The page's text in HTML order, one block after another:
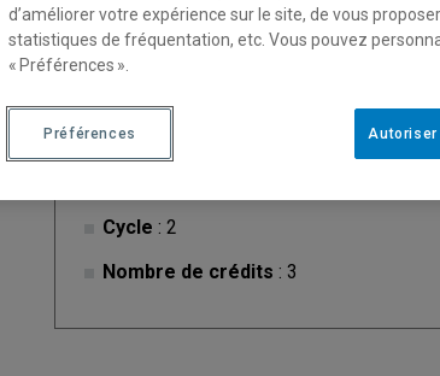
Description
Cycle : 2
Nombre de crédits : 3
d’améliorer votre expérience sur le site, de vous
statistiques de fréquentation, etc. Vous pouvez
« Préférences ».
Préférences